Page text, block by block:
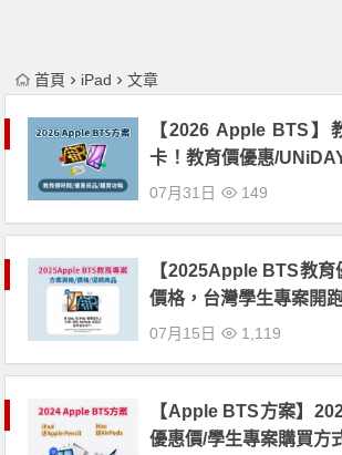
首頁 iPad 文章
【2026 Apple BTS】
卡！教育價優惠/
略
07月31日 149
【2025Apple BTS教
價格，台灣學生專案開跑
07月15日 1,119
【Apple BTS方案】
優惠價/學生專案購買方